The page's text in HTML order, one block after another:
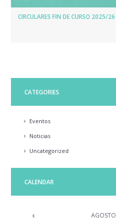
CIRCULARES FIN DE CURSO 2025/26
CATEGORIES
Eventos
Noticias
Uncategorized
CALENDAR
AGOSTO